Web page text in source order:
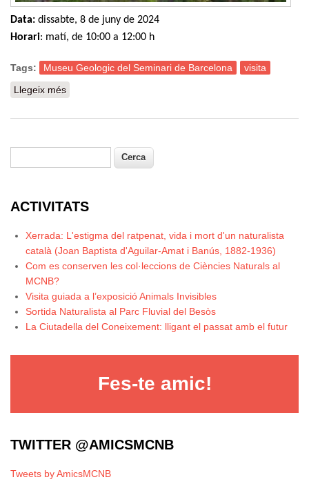
Data: dissabte, 8 de juny de 2024
Horari: matí, de 10:00 a 12:00 h
Tags: Museu Geologic del Seminari de Barcelona
visita
Llegeix més
Formulari de cerca
ACTIVITATS
Xerrada: L'estigma del ratpenat, vida i mort d'un naturalista
català (Joan Baptista d'Aguilar-Amat i Banús, 1882-1936)
Com es conserven les col·leccions de Ciències Naturals al
MCNB?
Visita guiada a l’exposició Animals Invisibles
Sortida Naturalista al Parc Fluvial del Besòs
La Ciutadella del Coneixement: lligant el passat amb el futur
Fes-te amic!
TWITTER @AMICSMCNB
Tweets by AmicsMCNB